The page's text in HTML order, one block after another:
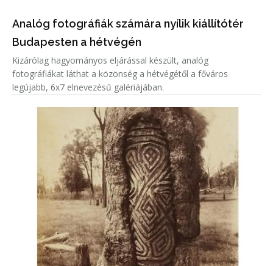
Analóg fotográfiák számára nyílik kiállítótér
Budapesten a hétvégén
Kizárólag hagyományos eljárással készült, analóg
fotográfiákat láthat a közönség a hétvégétől a főváros
legújabb, 6x7 elnevezésű galériájában.